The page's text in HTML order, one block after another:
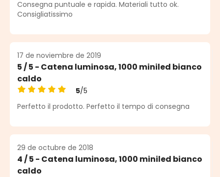
Consegna puntuale e rapida. Materiali tutto ok.
Consigliatissimo
17 de noviembre de 2019
5 / 5 - Catena luminosa, 1000 miniled bianco
caldo
Calificación promedio de 5 de 5 estrellas
5/5
Perfetto il prodotto. Perfetto il tempo di consegna
29 de octubre de 2018
4 / 5 - Catena luminosa, 1000 miniled bianco
caldo